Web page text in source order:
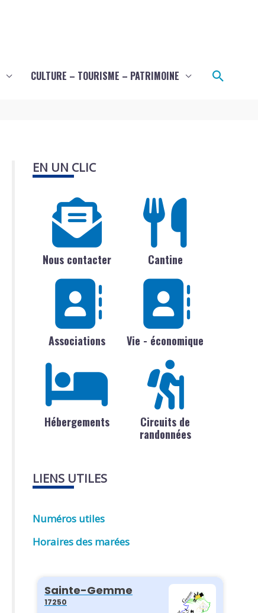
CULTURE – TOURISME – PATRIMOINE
EN UN CLIC
Nous contacter Cantine
Associations Vie - économique
Hébergements
Circuits de
randonnées
LIENS UTILES
Numéros utiles
Horaires des marées